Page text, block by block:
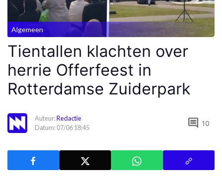
Algemeen
Tientallen klachten over
herrie Offerfeest in
Rotterdamse Zuiderpark
Auteur:Redactie
Datum: 07/06 18:45
comment 10